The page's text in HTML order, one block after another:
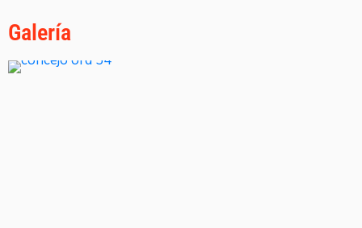
Contacto
Galería